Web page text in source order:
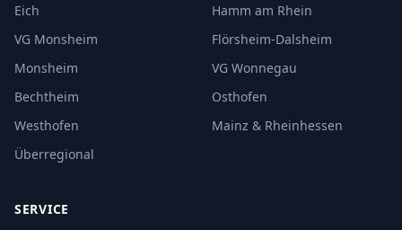
Eich
Hamm am Rhein
VG Monsheim
Flörsheim-Dalsheim
Monsheim
VG Wonnegau
Bechtheim
Osthofen
Westhofen
Mainz & Rheinhessen
Überregional
SERVICE